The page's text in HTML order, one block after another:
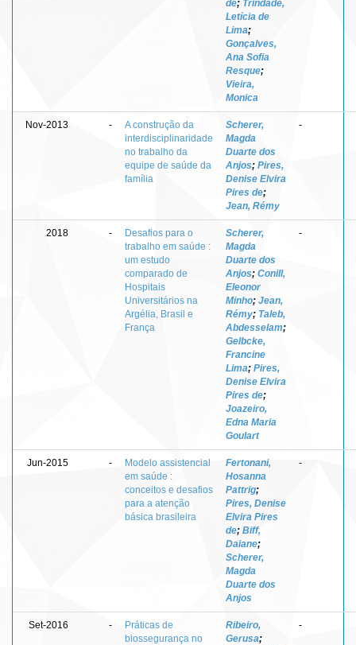
de; Trindade,
Letícia de
Lima;
Gonçalves,
Ana Sofia
Resque;
Vieira,
Monica
Nov-2013 -
A construção da
interdisciplinaridade
no trabalho da
equipe de saúde da
família
Scherer,
Magda
Duarte dos
Anjos; Pires,
Denise Elvira
Pires de;
Jean, Rémy
-
2018 -
Desafios para o
trabalho em saúde :
um estudo
comparado de
Hospitais
Universitários na
Argélia, Brasil e
França
Scherer,
Magda
Duarte dos
Anjos; Conill,
Eleonor
Minho; Jean,
Rémy; Taleb,
Abdesselam;
Gelbcke,
Francine
Lima; Pires,
Denise Elvira
Pires de;
Joazeiro,
Edna Maria
Goulart
-
Jun-2015 -
Modelo assistencial
em saúde :
conceitos e desafios
para a atenção
básica brasileira
Fertonani,
Hosanna
Pattrig;
Pires, Denise
Elvira Pires
de; Biff,
Daiane;
Scherer,
Magda
Duarte dos
Anjos
-
Set-2016 -
Práticas de
biossegurança no
Ribeiro,
Gerusa;
-